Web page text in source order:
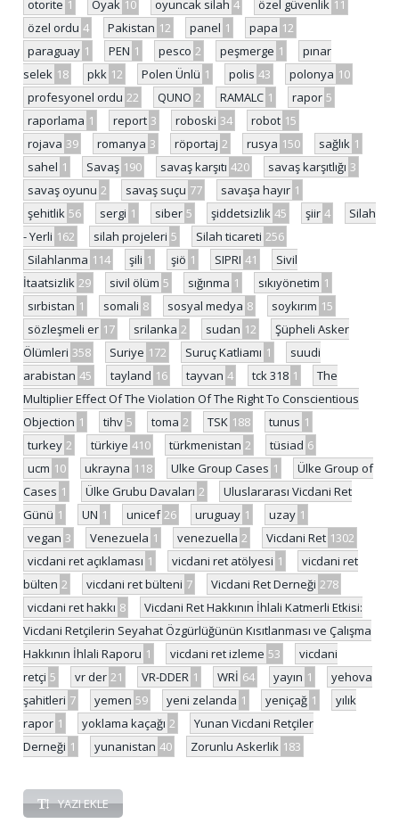
otorite 1 Oyak 10 oyuncak silah 4 özel güvenlik 11
özel ordu 4 Pakistan 12 panel 1 papa 12
paraguay 1 PEN 1 pesco 2 peşmerge 1
pınar
selek 18 pkk 12 Polen Ünlü 1 polis 43 polonya 10
profesyonel ordu 22 QUNO 2 RAMALC 1 rapor 5
raporlama 1 report 3 roboski 34 robot 15
rojava 39 romanya 3 röportaj 2 rusya 150 sağlık 1
sahel 1 Savaş 190 savaş karşıtı 420 savaş karşıtlığı 3
savaş oyunu 2 savaş suçu 77 savaşa hayır 1
şehitlik 56 sergi 1 siber 5 şiddetsizlik 45 şiir 4
Silah
- Yerli 162 silah projeleri 5 Silah ticareti 256
Silahlanma 114 şili 1 şiö 1 SIPRI 41
Sivil
İtaatsizlik 29 sivil ölüm 5 sığınma 1 sıkıyönetim 1
sırbistan 1 somali 8 sosyal medya 8 soykırım 15
sözleşmeli er 17 srilanka 2 sudan 12
Şüpheli Asker
Ölümleri 358 Suriye 172 Suruç Katliamı 1
suudi
arabistan 45 tayland 16 tayvan 4 tck 318 1
The
Multiplier Effect Of The Violation Of The Right To Conscientious
Objection 1 tihv 5 toma 2 TSK 188 tunus 1
turkey 2 türkiye 410 türkmenistan 2 tüsiad 6
ucm 10 ukrayna 118 Ulke Group Cases 1
Ülke Group of
Cases 1 Ülke Grubu Davaları 2
Uluslararası Vicdani Ret
Günü 1 UN 1 unicef 26 uruguay 1 uzay 1
vegan 3 Venezuela 1 venezuella 2 Vicdani Ret 1302
vicdani ret açıklaması 1 vicdani ret atölyesi 1
vicdani ret
bülten 2 vicdani ret bülteni 7 Vicdani Ret Derneği 278
vicdani ret hakkı 8
Vicdani Ret Hakkının İhlali Katmerli Etkisi:
Vicdani Retçilerin Seyahat Özgürlüğünün Kısıtlanması ve Çalışma
Hakkının İhlali Raporu 1 vicdani ret izleme 53
vicdani
retçi 5 vr der 21 VR-DDER 1 WRİ 64 yayın 1
yehova
şahitleri 7 yemen 59 yeni zelanda 1 yeniçağ 1
yılık
rapor 1 yoklama kaçağı 2
Yunan Vicdani Retçiler
Derneği 1 yunanistan 40 Zorunlu Askerlik 183
YAZI EKLE